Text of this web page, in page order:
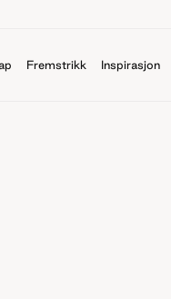
Fremstrikk Inspirasjon